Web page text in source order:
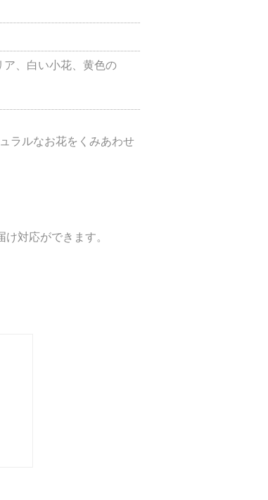
、白い小花、黄色の
ラルなお花をくみあわせ
対応ができます。